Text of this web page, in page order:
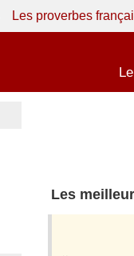
Les proverbes
Les